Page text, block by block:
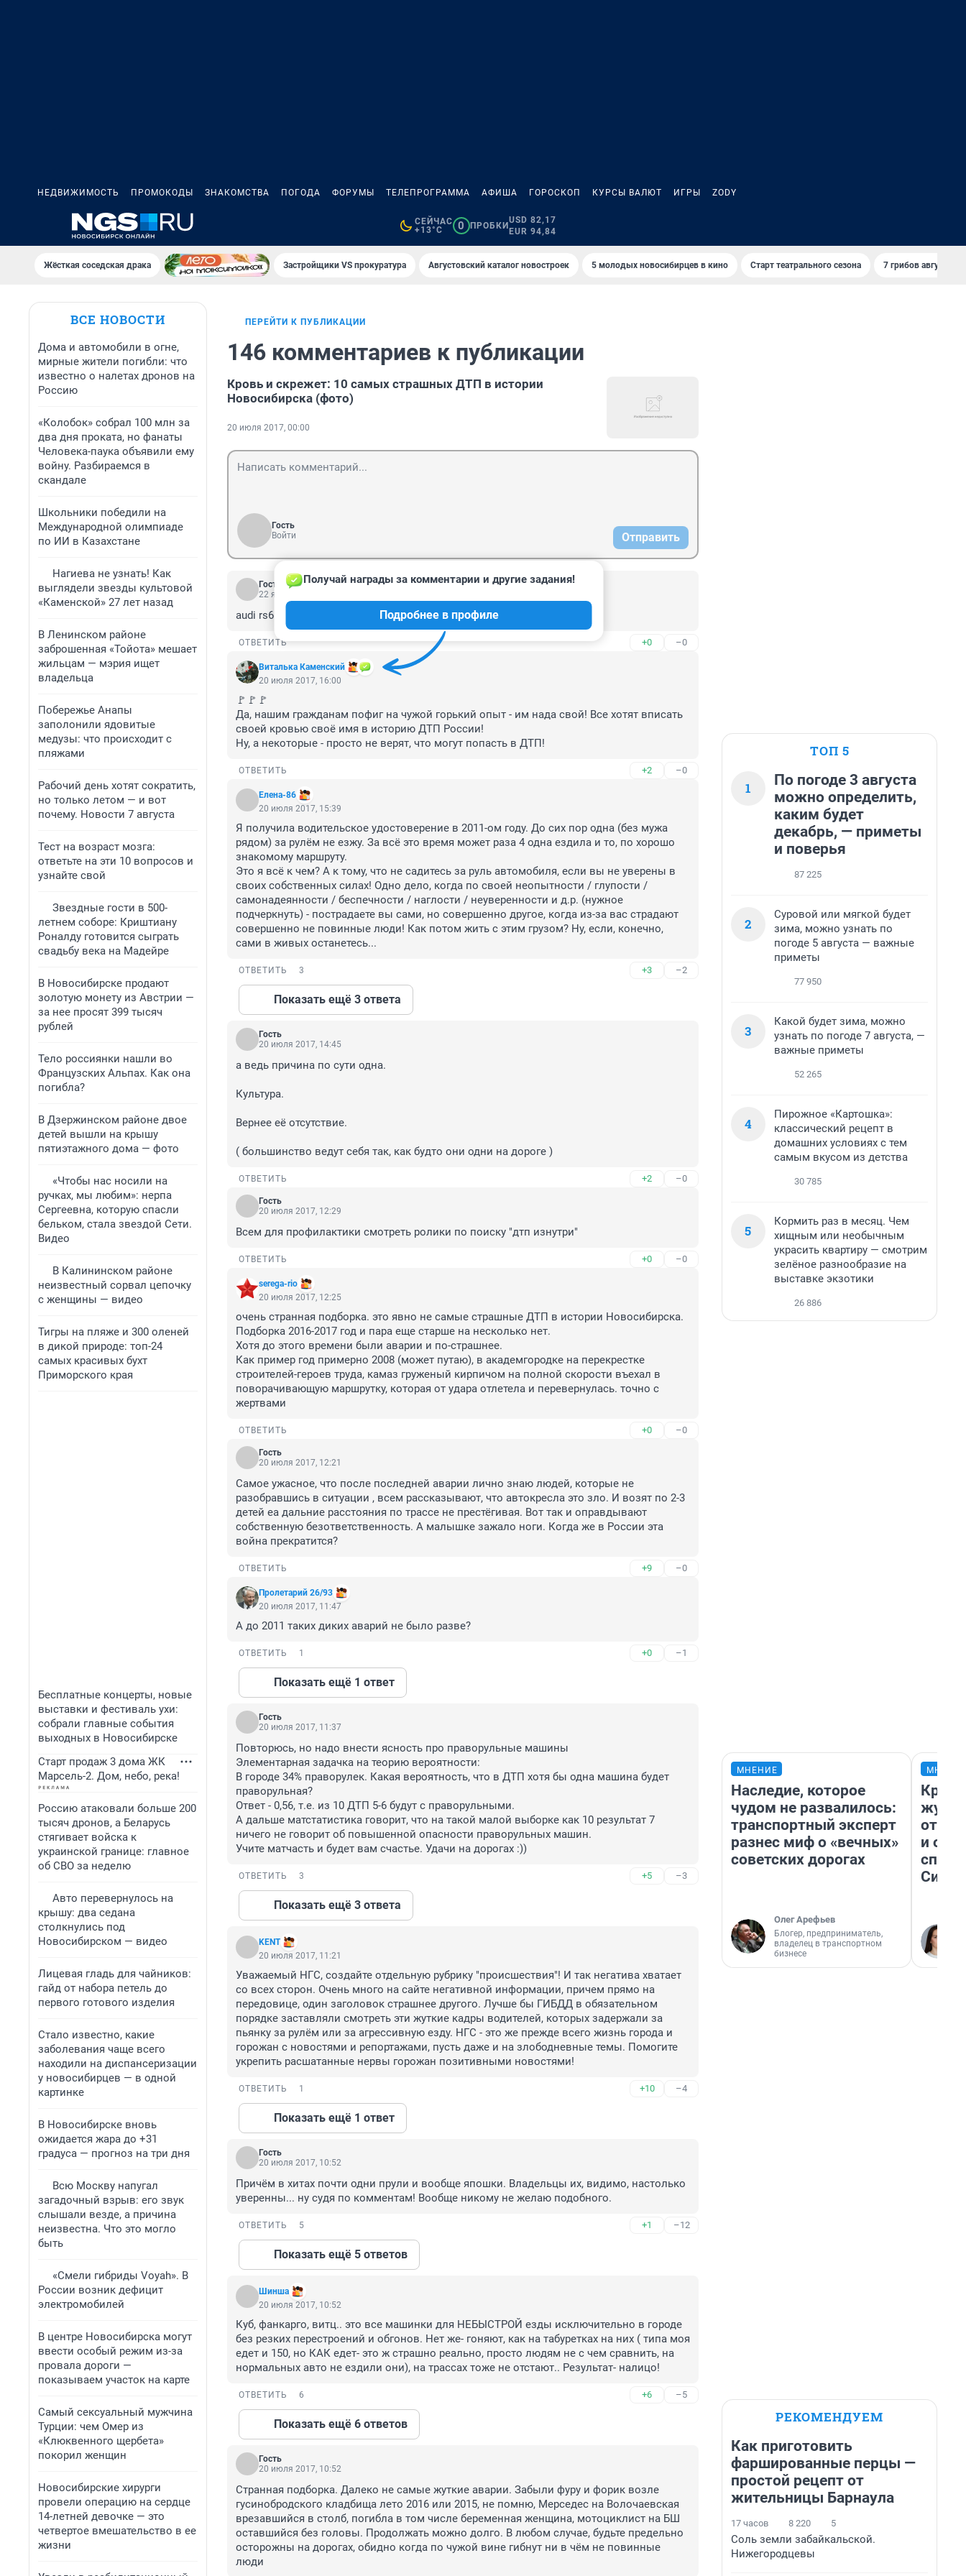
НЕДВИЖИМОСТЬ ПРОМОКОДЫ ЗНАКОМСТВА ПОГОДА ФОРУМЫ ТЕЛЕПРОГРАММА АФИША ГОРОСКОП КУРСЫ ВАЛЮТ ИГРЫ ZODY
СЕЙЧАС
+13°C
0 ПРОБКИ
USD 82,17
EUR 94,84
Жёсткая соседская драка Застройщики VS прокуратура Августовский каталог новостроек 5 молодых новосибирцев в кино Старт театрального сезона 7 грибов августа
ВСЕ НОВОСТИ
Дома и автомобили в огне,
мирные жители погибли: что
известно о налетах дронов на
Россию
«Колобок» собрал 100 млн за
два дня проката, но фанаты
Человека-паука объявили ему
войну. Разбираемся в
скандале
Школьники победили на
Международной олимпиаде
по ИИ в Казахстане
Нагиева не узнать! Как
выглядели звезды культовой
«Каменской» 27 лет назад
В Ленинском районе
заброшенная «Тойота» мешает
жильцам — мэрия ищет
владельца
Побережье Анапы
заполонили ядовитые
медузы: что происходит с
пляжами
Рабочий день хотят сократить,
но только летом — и вот
почему. Новости 7 августа
Тест на возраст мозга:
ответьте на эти 10 вопросов и
узнайте свой
Звездные гости в 500-
летнем соборе: Криштиану
Роналду готовится сыграть
свадьбу века на Мадейре
В Новосибирске продают
золотую монету из Австрии —
за нее просят 399 тысяч
рублей
Тело россиянки нашли во
Французских Альпах. Как она
погибла?
В Дзержинском районе двое
детей вышли на крышу
пятиэтажного дома — фото
«Чтобы нас носили на
ручках, мы любим»: нерпа
Сергеевна, которую спасли
бельком, стала звездой Сети.
Видео
В Калининском районе
неизвестный сорвал цепочку
с женщины — видео
Тигры на пляже и 300 оленей
в дикой природе: топ-24
самых красивых бухт
Приморского края
Бесплатные концерты, новые
выставки и фестиваль ухи:
собрали главные события
выходных в Новосибирске
Старт продаж 3 дома ЖК
Марсель-2. Дом, небо, река!
Россию атаковали больше 200
тысяч дронов, а Беларусь
стягивает войска к
украинской границе: главное
об СВО за неделю
Авто перевернулось на
крышу: два седана
столкнулись под
Новосибирском — видео
Лицевая гладь для чайников:
гайд от набора петель до
первого готового изделия
Стало известно, какие
заболевания чаще всего
находили на диспансеризации
у новосибирцев — в одной
картинке
В Новосибирске вновь
ожидается жара до +31
градуса — прогноз на три дня
Всю Москву напугал
загадочный взрыв: его звук
слышали везде, а причина
неизвестна. Что это могло
быть
«Смели гибриды Voyah». В
России возник дефицит
электромобилей
В центре Новосибирска могут
ввести особый режим из-за
провала дороги —
показываем участок на карте
Самый сексуальный мужчина
Турции: чем Омер из
«Клюквенного щербета»
покорил женщин
Новосибирские хирурги
провели операцию на сердце
14-летней девочке — это
четвертое вмешательство в ее
жизни
ПЕРЕЙТИ К ПУБЛИКАЦИИ
146 комментариев к публикации
Кровь и скрежет: 10 самых страшных ДТП в истории
Новосибирска (фото)
20 июля 2017, 00:00
Гость
Войти
Отправить
Гость
22 января 2024, 16:23
audi rs6 в германии 😭😭
ОТВЕТИТЬ +0 –0
Виталька Каменский
Получай награды за комментарии и другие задания!
Подробнее в профиле
20 июля 2017, 16:00
🚩🚩🚩
Да, нашим гражданам пофиг на чужой горький опыт - им нада свой! Все хотят вписать
своей кровью своё имя в историю ДТП России!
Ну, а некоторые - просто не верят, что могут попасть в ДТП!
ОТВЕТИТЬ +2 –0
Елена-86
20 июля 2017, 15:39
Я получила водительское удостоверение в 2011-ом году. До сих пор одна (без мужа
рядом) за рулём не езжу. За всё это время может раза 4 одна ездила и то, по хорошо
знакомому маршруту.
Это я всё к чем? А к тому, что не садитесь за руль автомобиля, если вы не уверены в
своих собственных силах! Одно дело, когда по своей неопытности / глупости /
самонадеянности / беспечности / наглости / неуверенности и д.р. (нужное
подчеркнуть) - пострадаете вы сами, но совершенно другое, когда из-за вас страдают
совершенно не повинные люди! Как потом жить с этим грузом? Ну, если, конечно,
сами в живых останетесь...
ОТВЕТИТЬ 3 +3 –2
Показать ещё 3 ответа
Гость
20 июля 2017, 14:45
а ведь причина по сути одна.
Культура.
Вернее её отсутствие.
( большинство ведут себя так, как будто они одни на дороге )
ОТВЕТИТЬ +2 –0
Гость
20 июля 2017, 12:29
Всем для профилактики смотреть ролики по поиску "дтп изнутри"
ОТВЕТИТЬ +0 –0
serega-rio
20 июля 2017, 12:25
очень странная подборка. это явно не самые страшные ДТП в истории Новосибирска.
Подборка 2016-2017 год и пара еще старше на несколько нет.
Хотя до этого времени были аварии и по-страшнее.
Как пример год примерно 2008 (может путаю), в академгородке на перекрестке
строителей-героев труда, камаз груженый кирпичом на полной скорости въехал в
поворачивающую маршрутку, которая от удара отлетела и перевернулась. точно с
жертвами
ОТВЕТИТЬ +0 –0
Гость
20 июля 2017, 12:21
Самое ужасное, что после последней аварии лично знаю людей, которые не
разобравшись в ситуации , всем рассказывают, что автокресла это зло. И возят по 2-3
детей еа дальние расстояния по трассе не престёгивая. Вот так и оправдывают
собственную безответственность. А малышке зажало ноги. Когда же в России эта
война прекратится?
ОТВЕТИТЬ +9 –0
Пролетарий 26/93
20 июля 2017, 11:47
А до 2011 таких диких аварий не было разве?
ОТВЕТИТЬ 1 +0 –1
Показать ещё 1 ответ
Гость
20 июля 2017, 11:37
Повторюсь, но надо внести ясность про праворульные машины
Элементарная задачка на теорию вероятности:
В городе 34% праворулек. Какая вероятность, что в ДТП хотя бы одна машина будет
праворульная?
Ответ - 0,56, т.е. из 10 ДТП 5-6 будут с праворульными.
А дальше матстатистика говорит, что на такой малой выборке как 10 результат 7
ничего не говорит об повышенной опасности праворульных машин.
Учите матчасть и будет вам счастье. Удачи на дорогах :))
ОТВЕТИТЬ 3 +5 –3
Показать ещё 3 ответа
KENT
20 июля 2017, 11:21
Уважаемый НГС, создайте отдельную рубрику "происшествия"! И так негатива хватает
со всех сторон. Очень много на сайте негативной информации, причем прямо на
передовице, один заголовок страшнее другого. Лучше бы ГИБДД в обязательном
порядке заставляли смотреть эти жуткие кадры водителей, которых задержали за
пьянку за рулём или за агрессивную езду. НГС - это же прежде всего жизнь города и
горожан с новостями и репортажами, пусть даже и на злободневные темы. Помогите
укрепить расшатанные нервы горожан позитивными новостями!
ОТВЕТИТЬ 1 +10 –4
Показать ещё 1 ответ
Гость
20 июля 2017, 10:52
Причём в хитах почти одни прули и вообще япошки. Владельцы их, видимо, настолько
уверенны... ну судя по комментам! Вообще никому не желаю подобного.
ОТВЕТИТЬ 5 +1 –12
Показать ещё 5 ответов
Шинша
20 июля 2017, 10:52
Куб, фанкарго, витц.. это все машинки для НЕБЫСТРОЙ езды исключительно в городе
без резких перестроений и обгонов. Нет же- гоняют, как на табуретках на них ( типа моя
едет и 150, но КАК едет- это ж страшно реально, просто людям не с чем сравнить, на
нормальных авто не ездили они), на трассах тоже не отстают.. Результат- налицо!
ОТВЕТИТЬ 6 +6 –5
Показать ещё 6 ответов
Гость
20 июля 2017, 10:52
Странная подборка. Далеко не самые жуткие аварии. Забыли фуру и форик возле
гусинобродского кладбища лето 2016 или 2015, не помню, Мерседес на Волочаевская
врезавшийся в столб, погибла в том числе беременная женщина, мотоциклист на БШ
оставшийся без головы. Продолжать можно долго. В любом случае, будьте предельно
осторожны на дорогах, обидно когда по чужой вине гибнут ни в чём не повинные
люди
ТОП 5
1
По погоде 3 августа
можно определить,
каким будет
декабрь, — приметы
и поверья
87 225
2
Суровой или мягкой будет
зима, можно узнать по
погоде 5 августа — важные
приметы
77 950
3
Какой будет зима, можно
узнать по погоде 7 августа, —
важные приметы
52 265
4
Пирожное «Картошка»:
классический рецепт в
домашних условиях с тем
самым вкусом из детства
30 785
5
Кормить раз в месяц. Чем
хищным или необычным
украсить квартиру — смотрим
зелёное разнообразие на
выставке экзотики
26 886
МНЕНИЕ
Наследие, которое
чудом не развалилось:
транспортный эксперт
разнес миф о «вечных»
советских дорогах
Олег Арефьев
Блогер, предприниматель,
владелец в транспортном
бизнесе
и
РЕКОМЕНДУЕМ
Как приготовить
фаршированные перцы —
простой рецепт от
жительницы Барнаула
17 часов 8 220 5
Соль земли забайкальской.
Нижегородцевы